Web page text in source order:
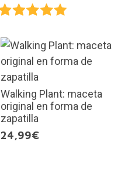
Walking Plant: maceta
original en forma de
zapatilla
24,99€